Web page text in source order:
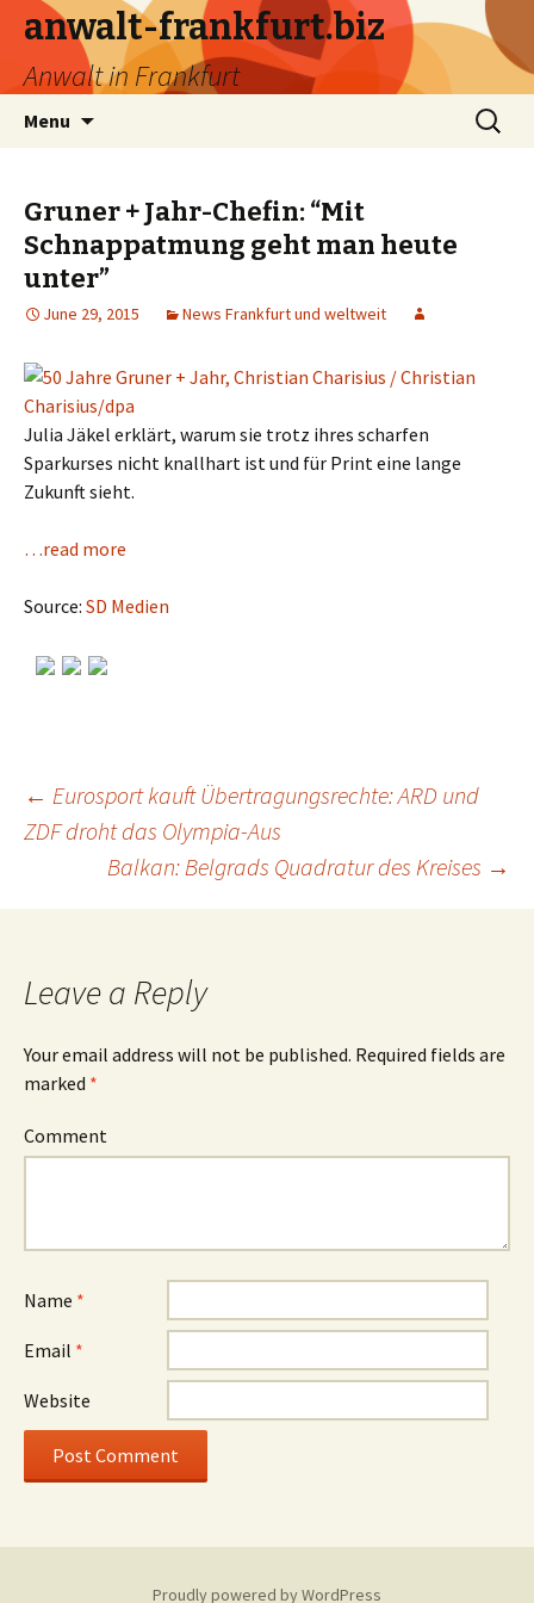
anwalt-frankfurt.biz
Anwalt in Frankfurt
Menu
Search
for:
Gruner + Jahr-Chefin: “Mit
Schnappatmung geht man heute
unter”
June 29, 2015 News Frankfurt und weltweit
Julia Jäkel erklärt, warum sie trotz ihres scharfen
Sparkurses nicht knallhart ist und für Print eine lange
Zukunft sieht.
…read more
Source: SD Medien
Post
navigation
← Eurosport kauft Übertragungsrechte: ARD und
ZDF droht das Olympia-Aus
Balkan: Belgrads Quadratur des Kreises →
Leave a Reply
Your email address will not be published. Required fields are
marked *
Comment
Name *
Email *
Website
Proudly powered by WordPress